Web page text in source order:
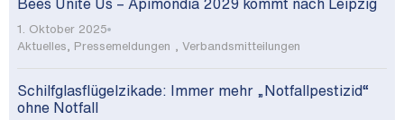
Bees Unite Us – Apimondia 2029 kommt nach Leipzig
1. Oktober 2025
Aktuelles
Pressemeldungen Verbandsmitteilungen
Schilfglasflügelzikade: Immer mehr „Notfallpestizid“
ohne Notfall